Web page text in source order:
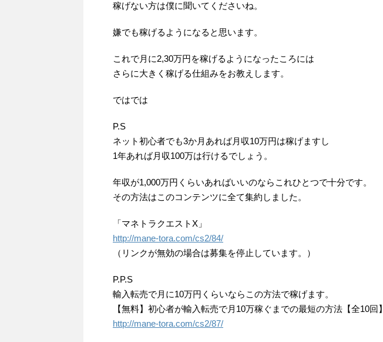
稼げない方は僕に聞いてくださいね。
嫌でも稼げるようになると思います。
これで月に2,30万円を稼げるようになったころには
さらに大きく稼げる仕組みをお教えします。
ではでは
P.S
ネット初心者でも3か月あれば月収10万円は稼げますし
1年あれば月収100万は行けるでしょう。
年収が1,000万円くらいあればいいのならこれひとつで十分です。
その方法はこのコンテンツに全て集約しました。
「マネトラクエストX」
http://mane-tora.com/cs2/84/
（リンクが無効の場合は募集を停止しています。）
P.P.S
輸入転売で月に10万円くらいならこの方法で稼げます。
【無料】初心者が輸入転売で月10万稼ぐまでの最短の方法【全10回】
http://mane-tora.com/cs2/87/